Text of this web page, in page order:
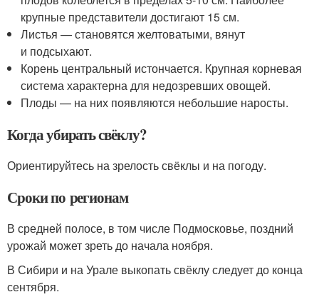
крупные представители достигают 15 см.
Листья — становятся желтоватыми, вянут
и подсыхают.
Корень центральный истончается. Крупная корневая
система характерна для недозревших овощей.
Плоды — на них появляются небольшие наросты.
Когда убирать свёклу?
Ориентируйтесь на зрелость свёклы и на погоду.
Сроки по регионам
В средней полосе, в том числе Подмосковье, поздний
урожай может зреть до начала ноября.
В Сибири и на Урале выкопать свёклу следует до конца
сентября.